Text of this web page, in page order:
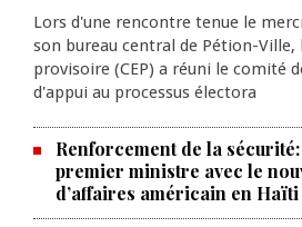
Lors d'une rencontre tenue le
son bureau central de Pétion-Ville,
provisoire (CEP) a réuni le comité
d'appui au processus électora
Renforcement de la
premier ministre avec le
d’affaires américain en Haïti